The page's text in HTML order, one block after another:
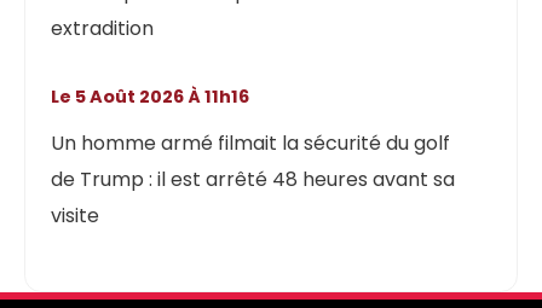
extradition
Un homme armé filmait la sécurité du golf
de Trump : il est arrêté 48 heures avant sa
visite
Le 5 Août 2026 À 11h16